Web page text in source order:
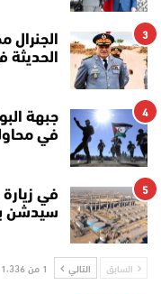
3
الجنرال
الحديثة
4
جبهة
في
5
في
سيدشن
السابق التالي 1 من 1٬336